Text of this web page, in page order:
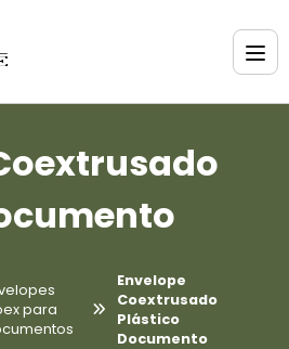
para
Envelope
Coextrusado
Plástico
Documento